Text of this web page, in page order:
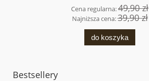
Cena regularna:49,90 zł
Najniższa cena:39,90 zł
do koszyka
Bestsellery